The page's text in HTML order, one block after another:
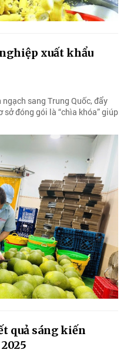
xuất khẩu
sang Trung Quốc, đẩy
đóng gói là “chìa khóa” giúp
quả sáng kiến